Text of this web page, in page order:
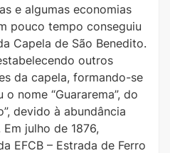
e algumas economias
pouco tempo conseguiu
Capela de São Benedito.
outros
da capela, formando-se
nome “Guararema”, do
devido à abundância
julho de 1876,
EFCB – Estrada de Ferro